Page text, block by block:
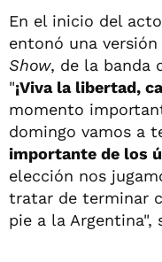
En el inicio del
entonó una
Show, de la banda
"¡Viva la libertad,
momento
domingo vamos a
importante de los
elección nos
tratar de terminar
pie a la Argentina",